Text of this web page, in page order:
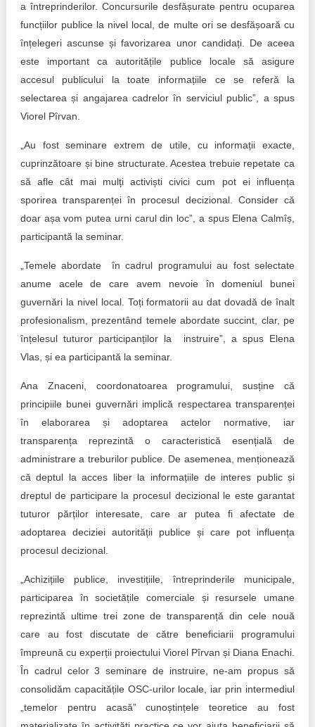
a întreprinderilor. Concursurile desfășurate pentru ocuparea
funcțiilor publice la nivel local, de multe ori se desfășoară cu
înțelegeri ascunse și favorizarea unor candidați. De aceea
este important ca autoritățile publice locale să asigure
accesul publicului la toate informațiile ce se referă la
selectarea și angajarea cadrelor în serviciul public”, a spus
Viorel Pîrvan.
„Au fost seminare extrem de utile, cu informații exacte,
cuprinzătoare și bine structurate. Acestea trebuie repetate ca
să afle cât mai mulți activiști civici cum pot ei influența
sporirea transparenței în procesul decizional. Consider că
doar așa vom putea urni carul din loc”, a spus Elena Calmîș,
participantă la seminar.
„Temele abordate în cadrul programului au fost selectate
anume acele de care avem nevoie în domeniul bunei
guvernări la nivel local. Toți formatorii au dat dovadă de înalt
profesionalism, prezentând temele abordate succint, clar, pe
înțelesul tuturor participanților la instruire”, a spus Elena
Vlas, și ea participantă la seminar.
Ana Znaceni, coordonatoarea programului, susține că
principiile bunei guvernări implică respectarea transparenței
în elaborarea și adoptarea actelor normative, iar
transparența reprezintă o caracteristică esențială de
administrare a treburilor publice. De asemenea, menționează
că deptul la acces liber la informațiile de interes public și
dreptul de participare la procesul decizional le este garantat
tuturor părților interesate, care ar putea fi afectate de
adoptarea deciziei autorității publice și care pot influența
procesul decizional.
„Achizițiile publice, investițiile, întreprinderile municipale,
participarea în societățile comerciale și resursele umane
reprezintă ultime trei zone de transparență din cele nouă
care au fost discutate de către beneficiarii programului
împreună cu experții proiectului Viorel Pîrvan și Diana Enachi.
În cadrul celor 3 seminare de instruire, ne-am propus să
consolidăm capacitățile OSC-urilor locale, iar prin intermediul
„temelor pentru acasă” cunoștințele teoretice au fost